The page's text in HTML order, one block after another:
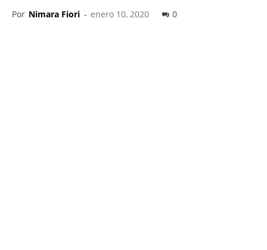
Por Nimara Fiori - enero 10, 2020 0